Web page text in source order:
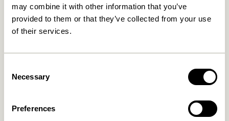
may combine it with other information that you’ve
provided to them or that they’ve collected from your use
of their services.
Selection
Necessary
Preferences
Hock Esstisch Schwarz
4.999,00
Oblique Esstisch
Rechkteckige Schwarz